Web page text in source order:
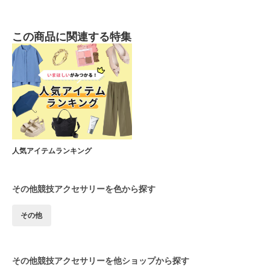
この商品に関連する特集
人気アイテムランキング
その他競技アクセサリーを色から探す
その他
その他競技アクセサリーを他ショップから探す